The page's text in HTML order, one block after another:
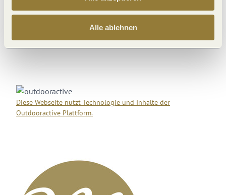
Alle ablehnen
Di
15 °C | 29 °C
13 °C | 30 °C
Diese Webseite nutzt Technologie und Inhalte der
Outdooractive Plattform.